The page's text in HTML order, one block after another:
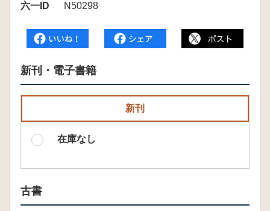
六一ID
N50298
新刊・電子書籍
新刊
在庫なし
古書